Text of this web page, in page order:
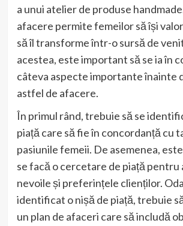
a unui atelier de produse
afacere permite femeilor să își
să îl transforme într-o sursă de
acestea, este important să se ia în
câteva aspecte importante înainte
astfel de afacere.
În primul rând, trebuie să se
piață care să fie în concordanță cu
pasiunile femeii. De asemenea,
se facă o cercetare de piață pentru
nevoile și preferințele clienților.
identificat o nișă de piață, trebuie
un plan de afaceri care să includă